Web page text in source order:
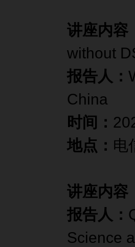
讲座内容
without
报告人：
China
时间：
地点： 电
讲座内容
报告人：
Science